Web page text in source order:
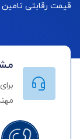
قیمت رقابتی